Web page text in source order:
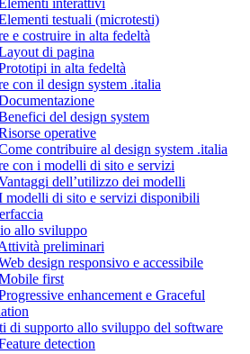
interattivi
testuali (microtesti)
e costruire in alta fedeltà
di pagina
in alta fedeltà
con il design system .italia
del design system
operative
contribuire al design system .italia
con i modelli di sito e servizi
dell’utilizzo dei modelli
modelli di sito e servizi disponibili
allo sviluppo
preliminari
design responsivo e accessibile
first
enhancement e Graceful
di supporto allo sviluppo del software
detection